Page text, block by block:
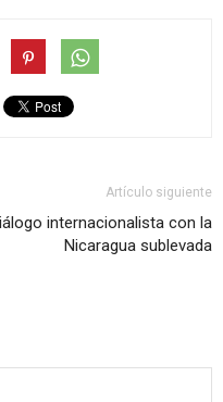
Artículo siguiente
internacionalista con la
Nicaragua sublevada